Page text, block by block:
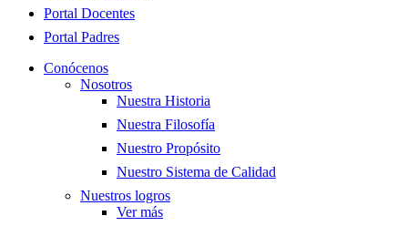
Portal Docentes
Portal Padres
Conócenos
Nosotros
Nuestra Historia
Nuestra Filosofía
Nuestro Propósito
Nuestro Sistema de Calidad
Nuestros logros
Ver más